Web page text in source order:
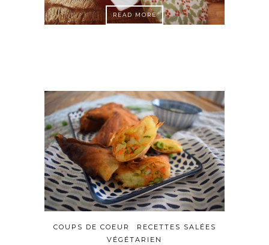
READ MORE
COUPS DE COEUR
RECETTES SALÉES
VÉGÉTARIEN